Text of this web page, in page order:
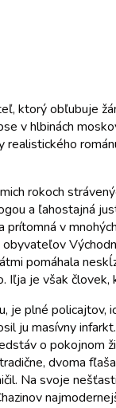
ktorý obľubuje
v hlbinách
rokoch
a ľahostajná
v
pomáhala
Iľja je však
je plné policajtov,
ju masívny
o
dvoma
Na svoje